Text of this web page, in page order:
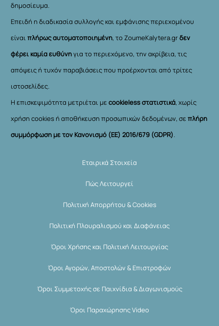
δημοσίευμα.
Επειδή η διαδικασία συλλογής και εμφάνισης περιεχομένου
είναιπλήρως αυτοματοποιημένη, το ZoumeKalytera.grδεν
φέρει καμία ευθύνηγια το περιεχόμενο, την ακρίβεια, τις
απόψεις ή τυχόν παραβιάσεις που προέρχονται από τρίτες
ιστοσελίδες.
Η επισκεψιμότητα μετριέται μεcookieless στατιστικά, χωρίς
χρήση cookies ή αποθήκευση προσωπικών δεδομένων, σεπλήρη
συμμόρφωση με τον Κανονισμό (ΕΕ) 2016/679 (GDPR).
Εταιρικά Στοιχεία
Πώς Λειτουργεί
Πολιτική Απορρήτου & Cookies
Πολιτική Πλουραλισμού και Διαφάνειας
Όροι Χρήσης και Πολιτική Λειτουργίας
Όροι Αγορών, Αποστολών & Επιστροφών
Όροι Συμμετοχής σε Παιχνίδια & Διαγωνισμούς
Όροι Παραχώρησης Video